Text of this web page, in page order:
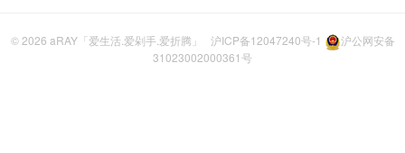
© 2026 aRAY「爱生活.爱剁手.爱折腾」 沪ICP备12047240号-1
沪公网安备
31023002000361号